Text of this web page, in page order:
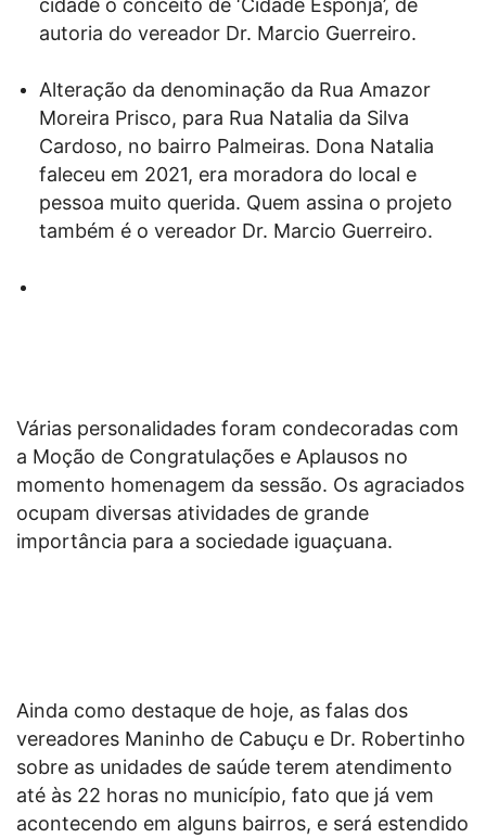
cidade o conceito de ‘Cidade Esponja’, de
autoria do vereador Dr. Marcio Guerreiro.
Alteração da denominação da Rua Amazor
Moreira Prisco, para Rua Natalia da Silva
Cardoso, no bairro Palmeiras. Dona Natalia
faleceu em 2021, era moradora do local e
pessoa muito querida. Quem assina o projeto
também é o vereador Dr. Marcio Guerreiro.
Várias personalidades foram condecoradas com
a Moção de Congratulações e Aplausos no
momento homenagem da sessão. Os agraciados
ocupam diversas atividades de grande
importância para a sociedade iguaçuana.
Ainda como destaque de hoje, as falas dos
vereadores Maninho de Cabuçu e Dr. Robertinho
sobre as unidades de saúde terem atendimento
até às 22 horas no município, fato que já vem
acontecendo em alguns bairros, e será estendido